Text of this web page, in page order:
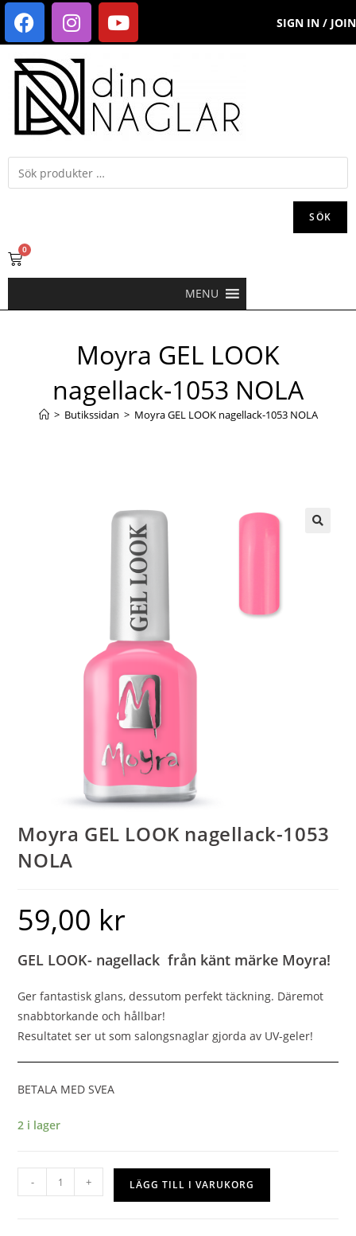
SIGN IN / JOIN
SÖK
0
MENU
Moyra GEL LOOK
nagellack-1053 NOLA
> Butikssidan > Moyra GEL LOOK nagellack-1053 NOLA
Moyra GEL LOOK nagellack-1053
NOLA
59,00 kr
GEL LOOK- nagellack från känt märke Moyra!
Ger fantastisk glans, dessutom perfekt täckning. Däremot
snabbtorkande och hållbar!
Resultatet ser ut som salongsnaglar gjorda av UV-geler!
BETALA MED SVEA
2 i lager
- + LÄGG TILL I VARUKORG